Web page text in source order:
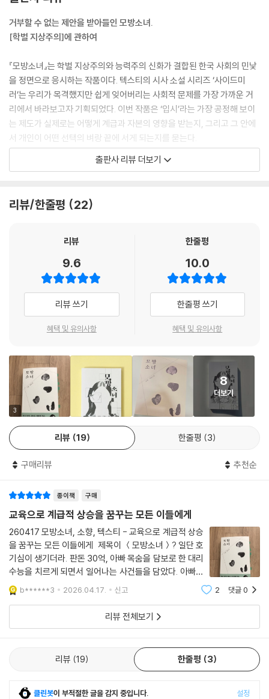
거부할 수 없는 제안을 받아들인 모방소녀.
[학벌 지상주의]에 관하여
『모방소녀』는 학벌 지상주의와 능력주의 신화가 결합된 한국 사회의 민낯
을 정면으로 응시하는 작품이다. 텍스티의 시사 소설 시리즈 ‘사이드미
러’는 우리가 목격했지만 쉽게 잊어버리는 사회적 문제를 가장 가까운 거
리에서 바라보고자 기획되었다. 이번 작품은 ‘입시’라는 가장 공정해 보이
는 제도가 실제로는 어떻게 계급과 자본의 영향을 받는지, 그리고 그 안에
서 개인이 어떤 선택의 벼랑 끝에 서게 되는지를 묻는다.
사고 이후, 영리는 병원비와 생계를 감당하기 위해 아르바이트를 전전했
가 영리를 찾아온 것이다. 송 회장의 딸 초롬과 똑 닮은 얼굴을 가졌고 서울
수행해 낼, 유일한 적임자였으므로.
무단 횡단조차 해 본 적 없던 영리는 단칼에 거절하지만 현실은 점점 그녀
를 몰아세운다. 쌓여가는 치료비, 전세금을 올려달라는 집 주인의 요구, 아
버지의 응급 상황. 결국 영리는 다른 이름으로 시험장에 들어가기로 결심
한다. 송 회장은 수능 고득점은 물론, 초롬의 상류 사회 진입을 위해 딸이
다니는 대명고 수제들의 스터디 그룹인 ‘하늘’에 들어가 유력 집안 자제들
된다.
이 모방의 여정을 통해 영리와 초롬, 두 소녀의 삶은 점점 얽히고, 권력 내
부의 균열이 드러나며, 선택의 대가는 예상보다 깊고 무겁게 다가온다. 『모
방소녀』는 대리 수능이라는 자극적 설정을 넘어, “(모방의) 기회는 누구의
것인가”라는 질문을 끝까지 밀어붙이는 심리 스릴러이자 사회파 미스터리
다. 그러면서 우리의 주체적 객체성은 안녕한지, 묻고자 한다.
출판사 리뷰 더보기
리뷰/한줄평 22
리뷰
9.6
리뷰 쓰기
혜택 및 유의사항
한줄평
10.0
한줄평 쓰기
혜택 및 유의사항
3
8
더보기
리뷰 19 한줄평 3
구매리뷰 추천순
종이책 구매
교육으로 계급적 상승을 꿈꾸는 모든 이들에게
260417 모방소녀, 소향, 텍스티 - 교육으로 계급적 상승
을 꿈꾸는 모든 이들에게 제목이 ＜모방소녀＞? 일단 호
기심이 생기더라. 판돈 30억, 아빠 목숨을 담보로 한 대리
수능을 치르게 되면서 일어나는 사건들을 담았다. 아빠를
살리기 위해 도덕적 선을 넘어 카피캣이 되는 고3 영리가
주인공인 소설이다. 이렇게만 보면 학원 스릴러물처럼만
보이지만 지극히 리얼리즘이 살아 있는
b******3 2026.04.17. 신고 2 댓글0
리뷰 전체보기
리뷰 19 한줄평 3
클린봇이 부적절한 글을 감지 중입니다. 설정